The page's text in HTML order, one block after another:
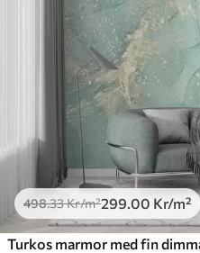
379.00 Kr /m²
Premiumvinyl
.00 435.00Kr/m²
Peel and Stick
900 .00 540 .00Kr /m²
498.33Kr/m²299 .00 Kr/m²
Turkos marmor med fin